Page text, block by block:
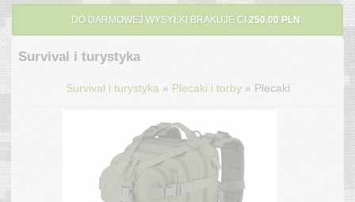
DO DARMOWEJ WYSYŁKI BRAKUJE CI 250.00 PLN
Survival i turystyka
Survival i turystyka » Plecaki i torby» Plecaki